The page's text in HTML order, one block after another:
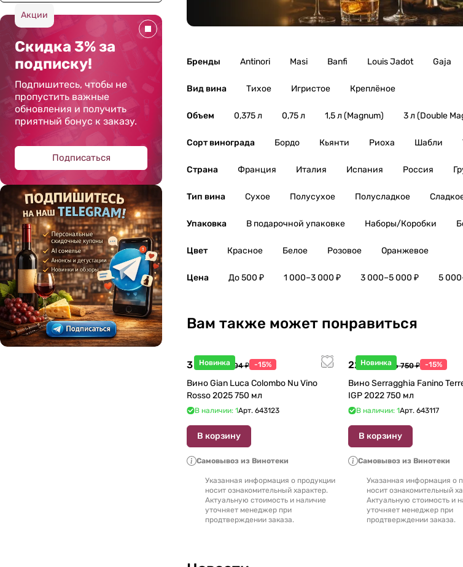
Акции
Скидка 3% за
подписку!
Подпишитесь, чтобы не
пропустить важные
обновления и получить
приятный бонус к заказу.
Подписаться
Бренды Antinori Masi Banfi Louis Jadot Gaja
Вид вина Тихое Игристое Креплёное
Объем 0,375 л 0,75 л 1,5 л (Magnum) 3 л (Double
Сорт винограда Бордо Кьянти Риоха Шабли
Страна Франция Италия Испания Россия
Тип вина Сухое Полусухое Полусладкое
Упаковка В подарочной упаковке Наборы/Коробки
Цвет Красное Белое Розовое Оранжевое
Цена До 500 ₽ 1 000–3 000 ₽ 3 000–5 000 ₽ 5
Вам также может понравиться
Новинка
3 998 ₽4 704 ₽ -15%
Вино Gian Luca Colombo Nu Vino
Rosso 2025 750 мл
В наличии: 1Арт. 643123
В корзину
Самовывоз из Винотеки
Указанная информация о продукции
носит ознакомительный характер.
Актуальную стоимость и наличие
уточняет менеджер при
продтверждении заказа.
Новинка
22 738 ₽26 750 ₽ -15%
Вино Serragghia Fanino
IGP 2022 750 мл
В наличии: 1Арт. 643117
В корзину
Самовывоз из Винотеки
Указанная информация о
носит ознакомительный
Актуальную стоимость и
уточняет менеджер при
продтверждении заказа.